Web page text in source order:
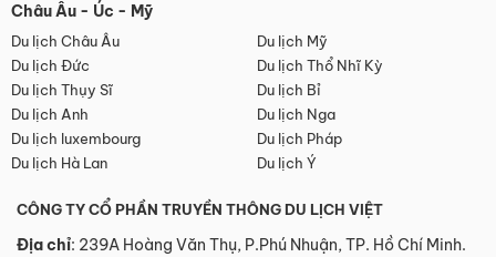
Châu Âu - Úc - Mỹ
Du lịch Châu Âu
Du lịch Mỹ
Du lịch Đức
Du lịch Thổ Nhĩ Kỳ
Du lịch Thụy Sĩ
Du lịch Bỉ
Du lịch Anh
Du lịch Nga
Du lịch luxembourg
Du lịch Pháp
Du lịch Hà Lan
Du lịch Ý
CÔNG TY CỔ PHẦN TRUYỀN THÔNG DU LỊCH VIỆT
Địa chỉ: 239A Hoàng Văn Thụ, P.Phú Nhuận, TP. Hồ Chí Minh.